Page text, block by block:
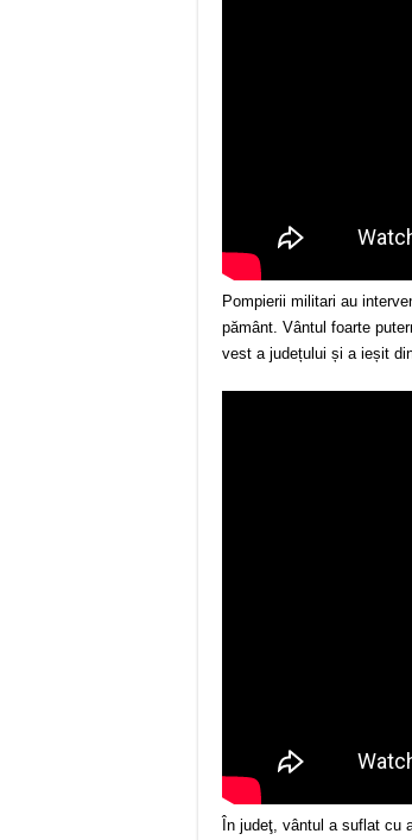
Pompierii militari au
pământ. Vântul foarte
vest a județului și a ieșit
În judeţ, vântul a suflat cu